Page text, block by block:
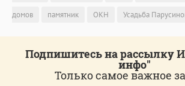
домов
памятник ОКН Усадьба
Подпишитесь на рассылку
инфо"
Только самое важное